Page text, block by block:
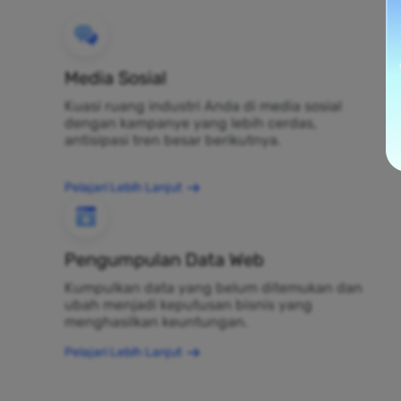
Media Sosial
Kuasi ruang industri Anda di media sosial
dengan kampanye yang lebih cerdas,
antisipasi tren besar berikutnya.
Pelajari Lebih Lanjut
Pengumpulan Data Web
Kumpulkan data yang belum ditemukan dan
ubah menjadi keputusan bisnis yang
menghasilkan keuntungan.
Pelajari Lebih Lanjut